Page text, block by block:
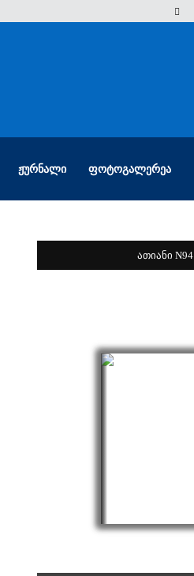
ᲟᲣᲠᲜᲐᲚᲘ ᲤᲝᲢᲝᲒᲐᲚᲔᲠᲔᲐ
ათიანი N94